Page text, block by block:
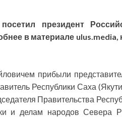
президент
в материале
прибыли
Республики Саха
Правительства
и делам народов Севера